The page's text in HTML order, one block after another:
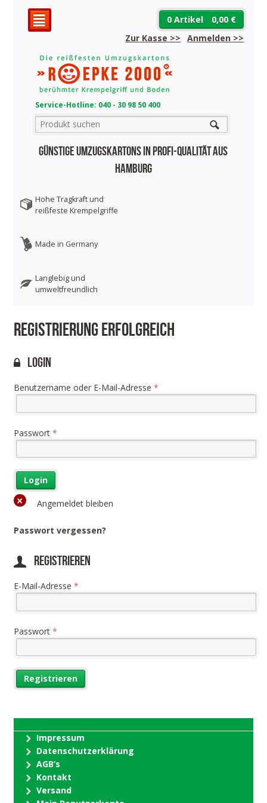
0 Artikel
0,00 €
Zur Kasse >>
Anmelden >>
Service-Hotline: 040 - 30 98 50 400
²
Günstige Umzugskartons in Profi-Qualität aus
Hamburg
Hohe Tragkraft und
reißfeste Krempelgriffe
Made in Germany
Langlebig und
umweltfreundlich
Registrierung erfolgreich
Login
Benutzername oder E-Mail-Adresse *
Passwort *
Angemeldet bleiben
Passwort vergessen?
Registrieren
E-Mail-Adresse *
Passwort *
Impressum
Datenschutzerklärung
AGB’s
Kontakt
Versand